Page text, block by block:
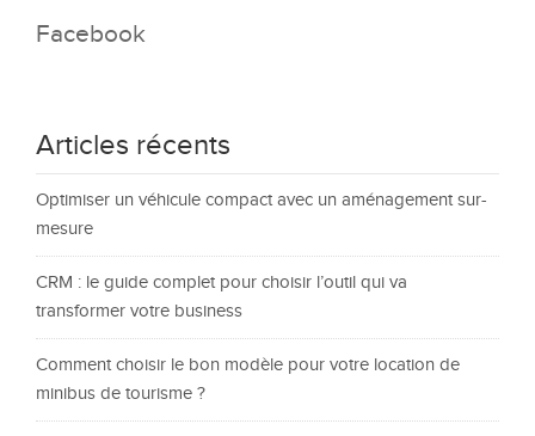
Facebook
Articles récents
Optimiser un véhicule compact avec un aménagement sur-
mesure
CRM : le guide complet pour choisir l’outil qui va
transformer votre business
Comment choisir le bon modèle pour votre location de
minibus de tourisme ?